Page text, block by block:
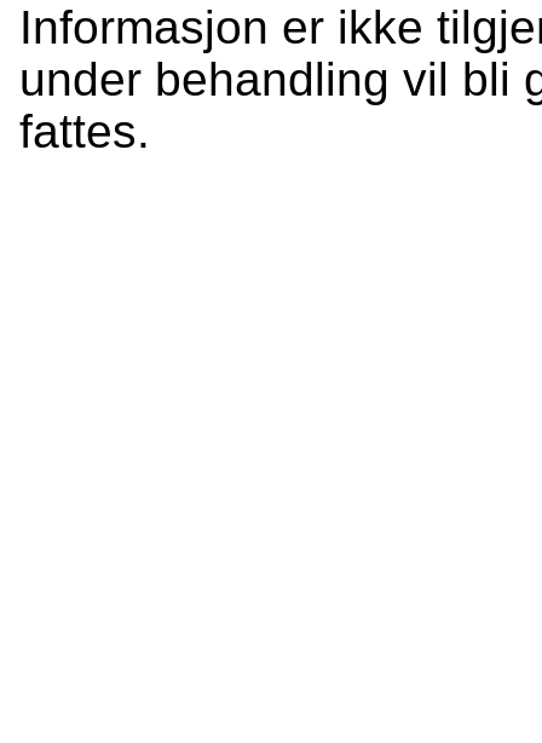
Informasjon er ikke
under behandling vil bli
fattes.